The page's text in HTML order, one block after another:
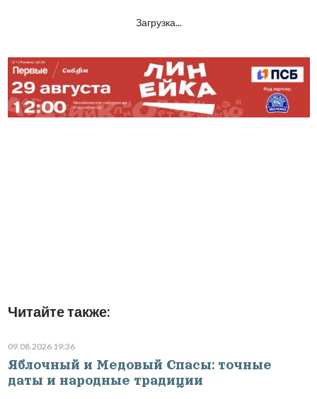
Загрузка...
Читайте также:
09.08.2026 19:36
Яблочный и Медовый Спасы: точные
даты и народные традиции